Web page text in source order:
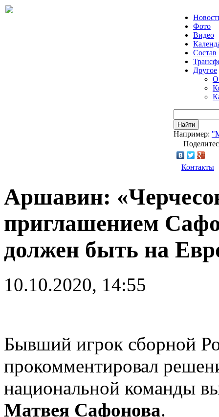
Фото
Видео
Состав
Другое
О
Найти
Например:
Контакты
Аршавин:
приглашением
должен быть на
10.10.2020, 14:55
Бывший игрок сборной
прокомментировал
национальной команды
Матвея Сафонова.